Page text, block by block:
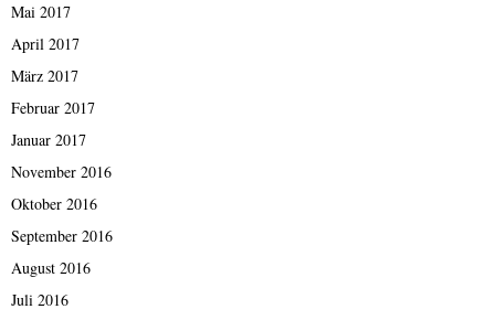
Mai 2017
April 2017
März 2017
Februar 2017
Januar 2017
November 2016
Oktober 2016
September 2016
August 2016
Juli 2016